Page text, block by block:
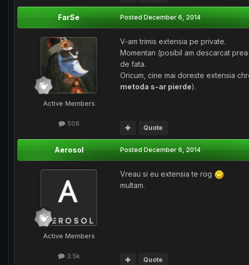
FarSe
Active Members
506
PostedDecember 6, 2014
V-am trimis extensia pe private.
Momentan (posibil am descarcat
de fata.
Oricum, cine mai doreste extensia
metoda s-ar pierde).
Quote
Aerosol
Active Members
3.5k
PostedDecember 6, 2014
Vreau si eu extensia te rog
multam.
Quote